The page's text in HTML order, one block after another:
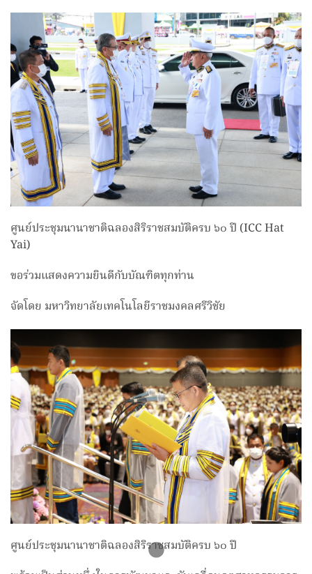
ศูนย์ประชุมนานาชาติฉลองสิริราชสมบัติครบ ๖๐ ปี (ICC Hat
Yai)
ขอร่วมแสดงความยินดีกับบัณฑิตทุกท่าน
จัดโดย มหาวิทยาลัยเทคโนโลยีราชมงคลศรีวิชัย
ศูนย์ประชุมนานาชาติฉลองสิริราชสมบัติครบ ๖๐ ปี